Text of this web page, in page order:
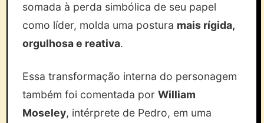
somada à perda simbólica de seu papel
como líder, molda uma postura mais rígida,
orgulhosa e reativa.
Essa transformação interna do personagem
também foi comentada porWilliam
Moseley, intérprete de Pedro, em uma